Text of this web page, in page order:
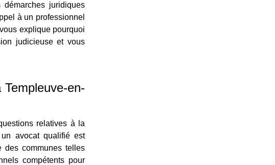
juridiques
à un professionnel
explique pourquoi
judicieuse et vous
en-
relatives à la
avocat qualifié est
des communes telles
compétents pour